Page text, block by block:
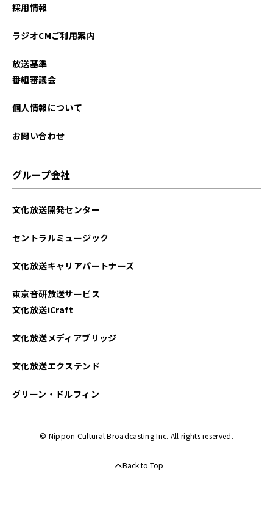
採用情報
ラジオCMご利用案内
放送基準
番組審議会
個人情報について
お問い合わせ
グループ会社
文化放送開発センター
セントラルミュージック
文化放送キャリアパートナーズ
東京音研放送サービス
文化放送iCraft
文化放送メディアブリッジ
文化放送エクステンド
グリーン・ドルフィン
© Nippon Cultural Broadcasting Inc. All rights reserved.
Back to Top